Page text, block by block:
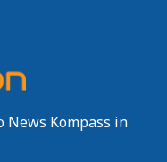
News Kompass in